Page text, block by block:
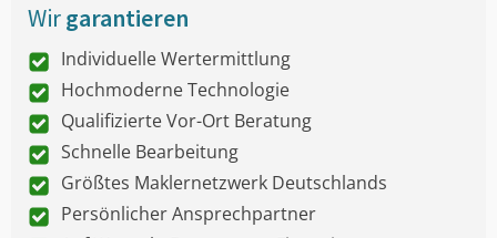
Wirgarantieren
Individuelle Wertermittlung
Hochmoderne Technologie
Qualifizierte Vor-Ort Beratung
Schnelle Bearbeitung
Größtes Maklernetzwerk Deutschlands
Persönlicher Ansprechpartner